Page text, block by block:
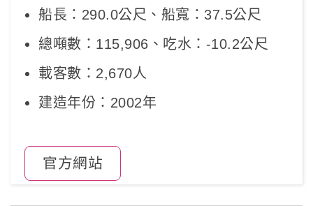
船長：290.0公尺、船寬：37.5公尺
總噸數：115,906、吃水：-10.2公尺
載客數：2,670人
建造年份：2002年
官方網站